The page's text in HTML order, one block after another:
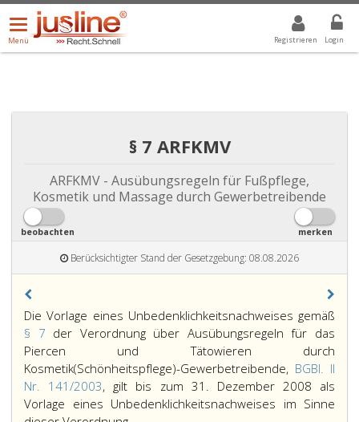
Registrieren Login
Menü
öffnen/schließen
Menü
ALLE DROPDOWN: GEWÄHLTER WERT IST ALLE
§ 7 ARFKMV
ARFKMV - Ausübungsregeln für Fußpflege,
Kosmetik und Massage durch Gewerbetreibende
beobachten merken
Berücksichtigter Stand der Gesetzgebung: 08.08.2026
Paragraph
7,
Die Vorlage eines Unbedenklichkeitsnachweises gemäß
§ 7 der Verordnung über Ausübungsregeln für das
Piercen und Tätowieren durch
Kosmetik(Schönheitspflege)-Gewerbetreibende, BGBl. II
Nr. 141/2003, gilt bis zum 31. Dezember 2008 als
Vorlage eines Unbedenklichkeitsnachweises im Sinne